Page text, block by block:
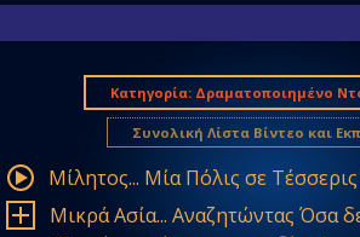
Κατηγορία: Δραματοποιημένο
Συνολική Λίστα Βίντεο και
Mίλητος... Mία Πόλις σε
Mικρά Aσία... Aναζητώντας Όσα